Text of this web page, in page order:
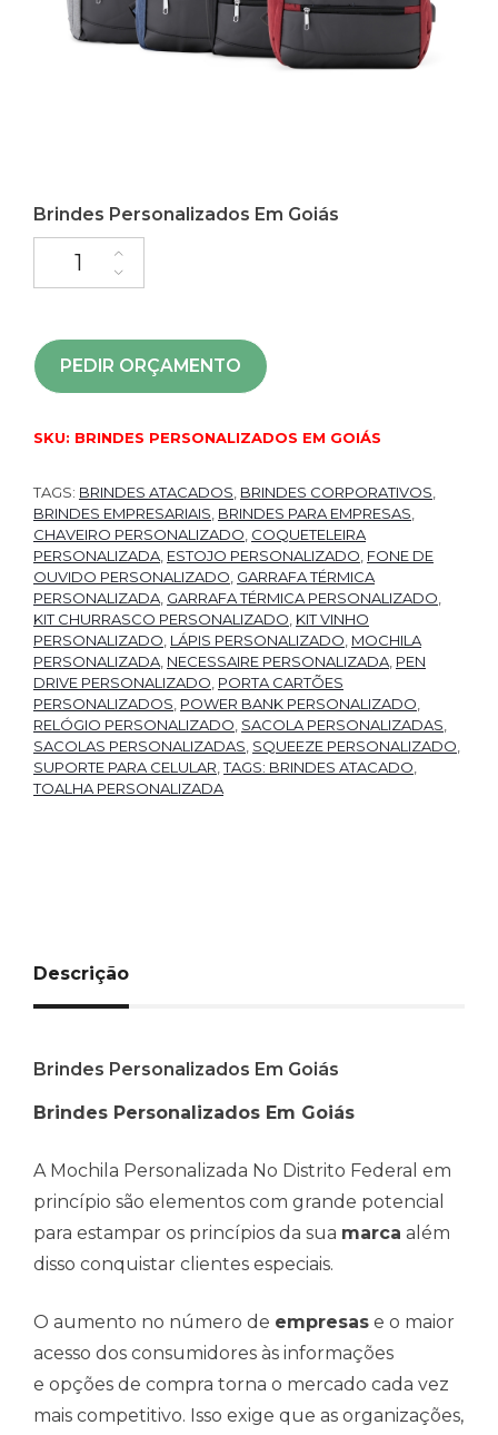
Brindes Personalizados Em Goiás
PEDIR ORÇAMENTO
SKU: BRINDES PERSONALIZADOS EM GOIÁS
TAGS: BRINDES ATACADOS BRINDES CORPORATIVOS
BRINDES EMPRESARIAIS BRINDES PARA EMPRESAS
CHAVEIRO PERSONALIZADO COQUETELEIRA
PERSONALIZADA ESTOJO PERSONALIZADO FONE DE
OUVIDO PERSONALIZADO GARRAFA TÉRMICA
PERSONALIZADA GARRAFA TÉRMICA PERSONALIZADO
KIT CHURRASCO PERSONALIZADO KIT VINHO
PERSONALIZADO LÁPIS PERSONALIZADO MOCHILA
PERSONALIZADA NECESSAIRE PERSONALIZADA PEN
DRIVE PERSONALIZADO PORTA CARTÕES
PERSONALIZADOS POWER BANK PERSONALIZADO
RELÓGIO PERSONALIZADO SACOLA PERSONALIZADAS
SACOLAS PERSONALIZADAS SQUEEZE PERSONALIZADO
SUPORTE PARA CELULAR ,TAGS: BRINDES ATACADO
TOALHA PERSONALIZADA
Descrição
Brindes Personalizados Em Goiás
Brindes Personalizados Em Goiás
A Mochila Personalizada No Distrito Federal em
princípio são elementos com grande potencial
para estampar os princípios da sua marca além
disso conquistar clientes especiais.
O aumento no número de empresas e o maior
acesso dos consumidores às informações
e opções de compra torna o mercado cada vez
mais competitivo. Isso exige que as organizações,